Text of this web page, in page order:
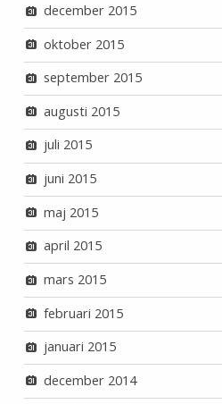
december 2015
oktober 2015
september 2015
augusti 2015
juli 2015
juni 2015
maj 2015
april 2015
mars 2015
februari 2015
januari 2015
december 2014